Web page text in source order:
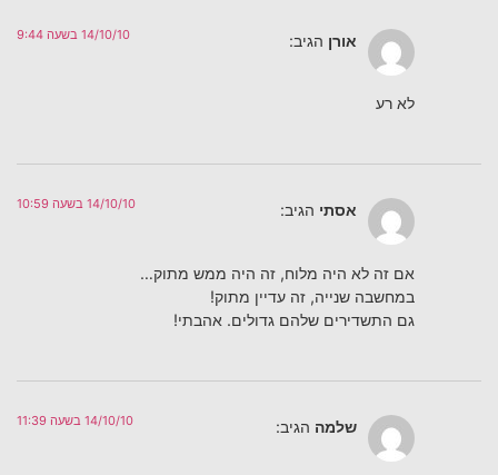
אורן הגיב: 14/10/10 בשעה 9:44
לא רע
אסתי הגיב: 14/10/10 בשעה 10:59
אם זה לא היה מלוח, זה היה ממש מתוק…
במחשבה שנייה, זה עדיין מתוק!
גם התשדירים שלהם גדולים. אהבתי!
שלמה הגיב: 14/10/10 בשעה 11:39